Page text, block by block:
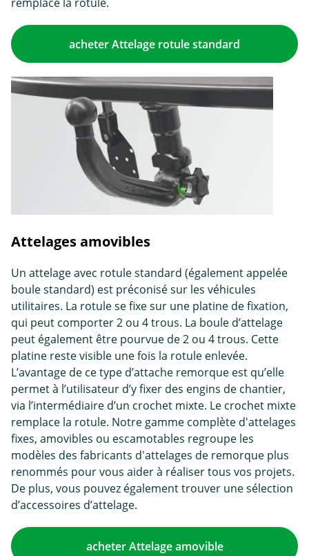
Attelages amovibles
Un attelage avec rotule standard (également appelée
boule standard) est préconisé sur les véhicules
utilitaires. La rotule se fixe sur une platine de fixation,
qui peut comporter 2 ou 4 trous. La boule d’attelage
peut également être pourvue de 2 ou 4 trous. Cette
platine reste visible une fois la rotule enlevée.
L’avantage de ce type d’attache remorque est qu’elle
permet à l’utilisateur d’y fixer des engins de chantier,
via l’intermédiaire d’un crochet mixte. Le crochet mixte
remplace la rotule. Notre gamme complète d'attelages
fixes, amovibles ou escamotables regroupe les
modèles des fabricants d'attelages de remorque plus
renommés pour vous aider à réaliser tous vos projets.
De plus, vous pouvez également trouver une sélection
d’accessoires d’attelage.
acheter Attelage rotule standard
acheter Attelage amovible